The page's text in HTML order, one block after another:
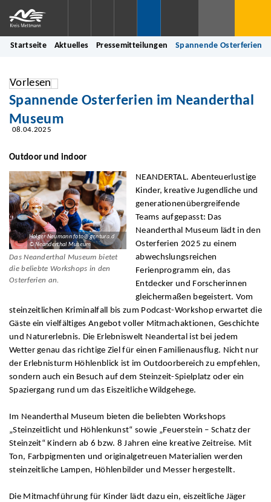
Startseite Aktuelles Pressemitteilungen Spannende Osterferien
Vorlesen
Spannende Osterferien im Neanderthal
Museum
08.04.2025
Outdoor und indoor
Holger Neumann foto@gentura.d
© Neanderthal Museum
Das Neanderthal Museum bietet
die beliebte Workshops in den
Osterferien an.
NEANDERTAL. Abenteuerlustige
Kinder, kreative Jugendliche und
generationenübergreifende
Teams aufgepasst: Das
Neanderthal Museum lädt in den
Osterferien 2025 zu einem
abwechslungsreichen
Ferienprogramm ein, das
Entdecker und Forscherinnen
gleichermaßen begeistert. Vom
steinzeitlichen Kriminalfall bis zum Podcast-Workshop erwartet die
Gäste ein vielfältiges Angebot voller Mitmachaktionen, Geschichte
und Naturerlebnis. Die Erlebniswelt Neandertal ist bei jedem
Wetter genau das richtige Ziel für einen Familienausflug. Nicht nur
der Erlebnisturm Höhlenblick ist im Outdoorbereich zu empfehlen,
sondern auch ein Besuch auf dem Steinzeit-Spielplatz oder ein
Spaziergang rund um das Eiszeitliche Wildgehege.
Im Neanderthal Museum bieten die beliebten Workshops
„Steinzeitlicht und Höhlenkunst“ sowie „Feuerstein – Schatz der
Steinzeit“ Kindern ab 6 bzw. 8 Jahren eine kreative Zeitreise. Mit
Ton, Farbpigmenten und originalgetreuen Materialien werden
steinzeitliche Lampen, Höhlenbilder und Messer hergestellt.
Die Mitmachführung für Kinder lädt dazu ein, eiszeitliche Jäger